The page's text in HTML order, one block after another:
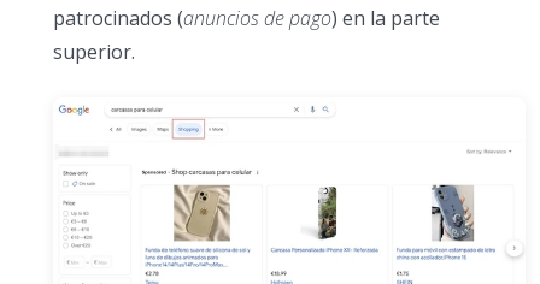
patrocinados (anuncios de pago) en la parte
superior.